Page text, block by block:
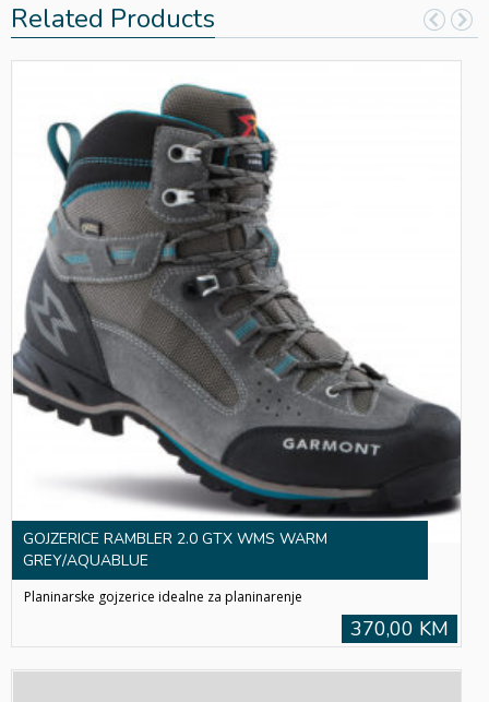
Related Products
GOJZERICE RAMBLER 2.0 GTX WMS WARM
GREY/AQUABLUE
Planinarske gojzerice idealne za planinarenje
370,00 KM